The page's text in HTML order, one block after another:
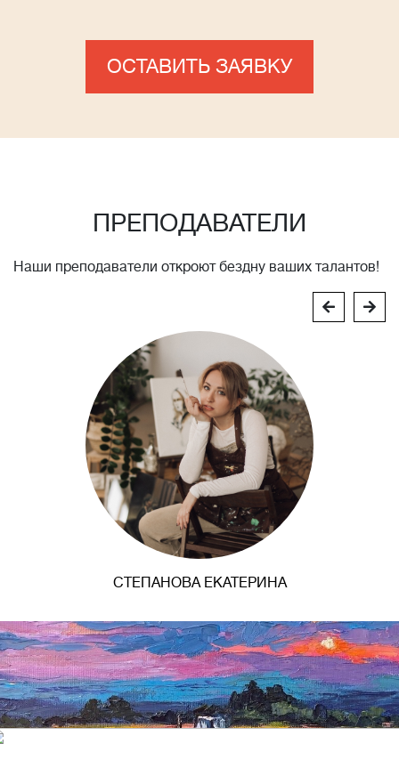
ОСТАВИТЬ ЗАЯВКУ
ПРЕПОДАВАТЕЛИ
Наши преподаватели откроют бездну ваших талантов!
СТЕПАНОВА ЕКАТЕРИНА